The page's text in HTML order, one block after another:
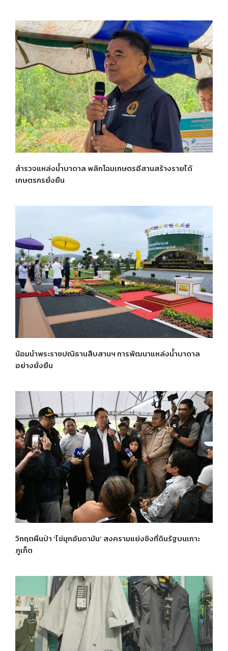
สำรวจแหล่งน้ำบาดาล พลิกโฉมเกษตรอีสานสร้างรายได้
เกษตรกรยั่งยืน
น้อมนำพระราชปณิธานสืบสานฯ การพัฒนาแหล่งน้ำบาดาล
อย่างยั่งยืน
วิกฤตผืนป่า ‘ไข่มุกอันดามัน’ สงครามแย่งชิงที่ดินรัฐบนเกาะ
ภูเก็ต